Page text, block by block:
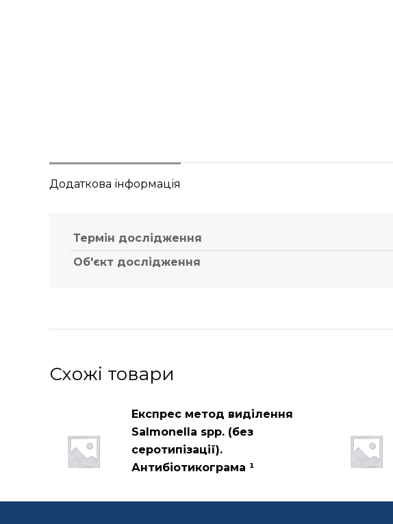
Додаткова інформація
Термін дослідження
Об'єкт дослідження
Схожі товари
Експрес метод виділення
Salmonella spp. (без
серотипізації).
Антибіотикограма ¹